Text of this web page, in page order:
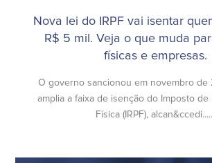
Nova lei do IRPF vai isentar
R$ 5 mil. Veja o que muda
físicas e empresas.
O governo sancionou em novembro de
amplia a faixa de isenção do Imposto de
Física (IRPF),